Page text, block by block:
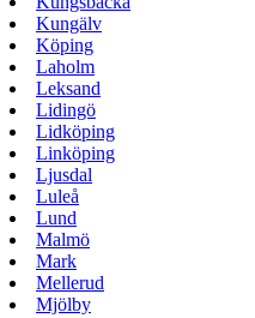
Kungälv
Köping
Laholm
Leksand
Lidingö
Lidköping
Linköping
Ljusdal
Luleå
Lund
Malmö
Mark
Mellerud
Mjölby